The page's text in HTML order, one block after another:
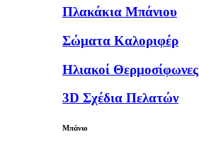
Πλακάκια Μπάνιου
Σώματα Καλοριφέρ
Ηλιακοί Θερμοσίφωνες
3D Σχέδια Πελατών
Μπάνιο